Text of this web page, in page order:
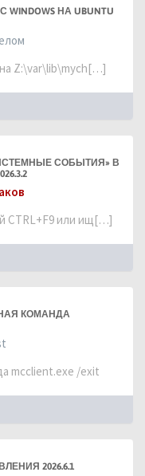
НА UBUNTU
Z:\var\lib\mych[…]
СОБЫТИЯ» В
CTRL+F9 или ищ[…]
КОМАНДА
mcclient.exe /exit
2026.6.1